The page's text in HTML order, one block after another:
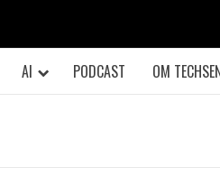
AI PODCAST OM